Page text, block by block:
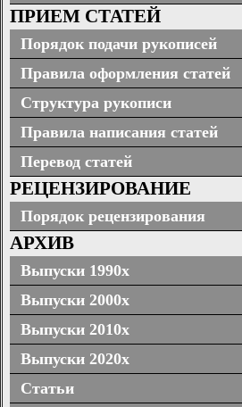
ПРИЕМ СТАТЕЙ
Порядок подачи рукописей
Правила оформления статей
Структура рукописи
Правила написания статей
Перевод статей
РЕЦЕНЗИРОВАНИЕ
Порядок рецензирования
АРХИВ
Выпуски 1990х
Выпуски 2000х
Выпуски 2010х
Выпуски 2020х
Статьи